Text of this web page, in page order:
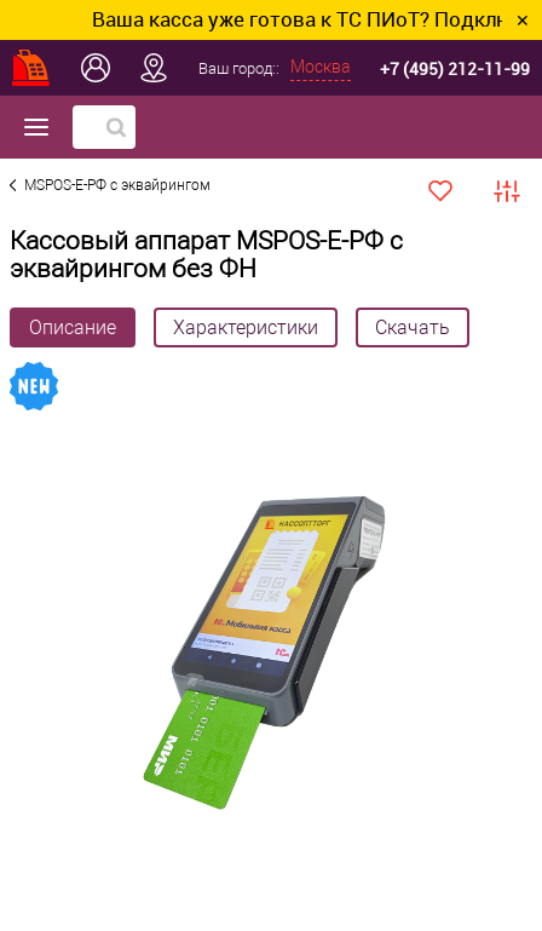
Ваша касса уже готова к ТС ПИоТ? Подключим и ✕
Ваш город:: Москва +7 (495) 212-11-99
MSPOS-Е-РФ с эквайрингом
Кассовый аппарат MSPOS-Е-РФ с
эквайрингом без ФН
Описание Характеристики Скачать